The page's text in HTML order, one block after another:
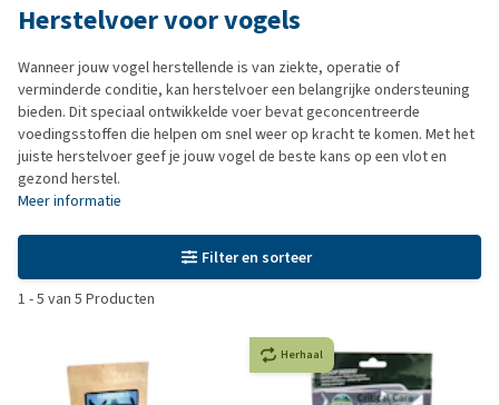
Herstelvoer voor vogels
Wanneer jouw vogel herstellende is van ziekte, operatie of
verminderde conditie, kan herstelvoer een belangrijke ondersteuning
bieden. Dit speciaal ontwikkelde voer bevat geconcentreerde
voedingsstoffen die helpen om snel weer op kracht te komen. Met het
juiste herstelvoer geef je jouw vogel de beste kans op een vlot en
gezond herstel.
Meer informatie
Filter en sorteer
1 -5 van 5 Producten
Herhaal